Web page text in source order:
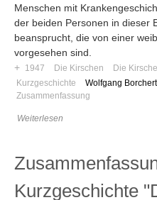
Menschen mit
der beiden Personen in dieser
beansprucht, die von einer
vorgesehen sind.
+ 1947 Die Kirschen Die
Kurzgeschichte
Wolfgang Borchert
Zusammenfassung
Weiterlesen
Kurzgeschichte